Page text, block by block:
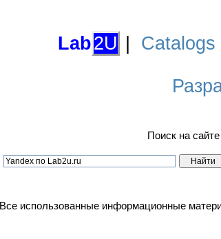
Lab2U Catalogs
Поиск на
Все использованные информационные